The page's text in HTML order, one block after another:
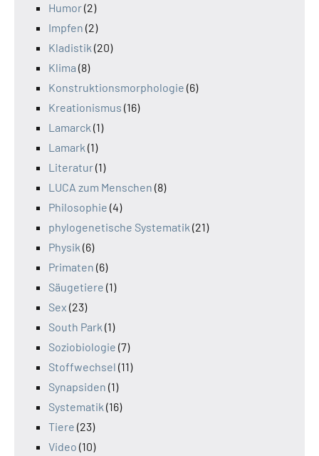
Humor(2)
Impfen (2)
Kladistik (20)
Klima (8)
Konstruktionsmorphologie (6)
Kreationismus (16)
Lamarck (1)
Lamark (1)
Literatur(1)
LUCA zum Menschen (8)
Philosophie (4)
phylogenetische Systematik (21)
Physik (6)
Primaten (6)
Säugetiere (1)
Sex (23)
South Park (1)
Soziobiologie (7)
Stoffwechsel (11)
Synapsiden (1)
Systematik (16)
Tiere (23)
Video (10)